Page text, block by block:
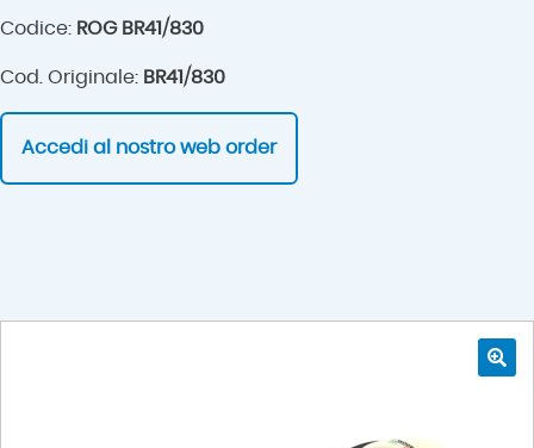
Codice: ROG BR41/830
Cod. Originale: BR41/830
Accedi al nostro web order